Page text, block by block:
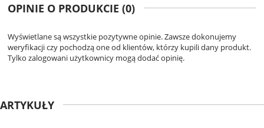
OPINIE O PRODUKCIE (0)
Wyświetlane są wszystkie pozytywne opinie. Zawsze dokonujemy
weryfikacji czy pochodzą one od klientów, którzy kupili dany produkt.
Tylko zalogowani użytkownicy mogą dodać opinię.
ARTYKUŁY